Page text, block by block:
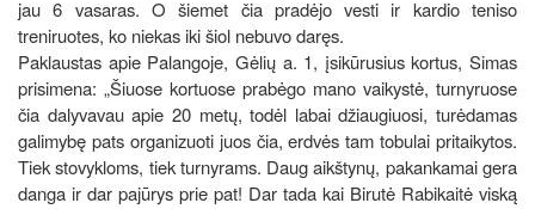
jau 6 vasaras. O šiemet čia pradėjo vesti ir kardio teniso
treniruotes, ko niekas iki šiol nebuvo daręs.
Paklaustas apie Palangoje, Gėlių a. 1, įsikūrusius kortus, Simas
prisimena: „Šiuose kortuose prabėgo mano vaikystė, turnyruose
čia dalyvavau apie 20 metų, todėl labai džiaugiuosi, turėdamas
galimybę pats organizuoti juos čia, erdvės tam tobulai pritaikytos.
Tiek stovykloms, tiek turnyrams. Daug aikštynų, pakankamai gera
danga ir dar pajūrys prie pat! Dar tada kai Birutė Rabikaitė viską